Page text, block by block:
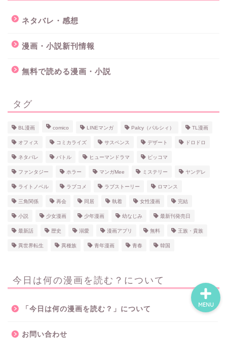
ネタバレ・感想
漫画・小説新刊情報
無料で読める漫画・小説
タグ
BL漫画 comico LINEマンガ Palcy（パルシィ） TL漫画
オフィス コミカライズ サスペンス デザート ドロドロ
ネタバレ バトル ヒューマンドラマ ピッコマ
ファンタジー ホラー マンガMee ミステリー ヤンデレ
ライトノベル ラブコメ ラブストーリー ロマンス
三角関係 再会 同居 執着 女性漫画 完結
小説 少女漫画 少年漫画 幼なじみ 最新刊発売日
最新話 歴史 溺愛 漫画アプリ 無料 王族・貴族
異世界転生 異種族 青年漫画 青春 韓国
今日は何の漫画を読む？について
「今日は何の漫画を読む？」について
お問い合わせ
MENU
漫画・小説新刊情報